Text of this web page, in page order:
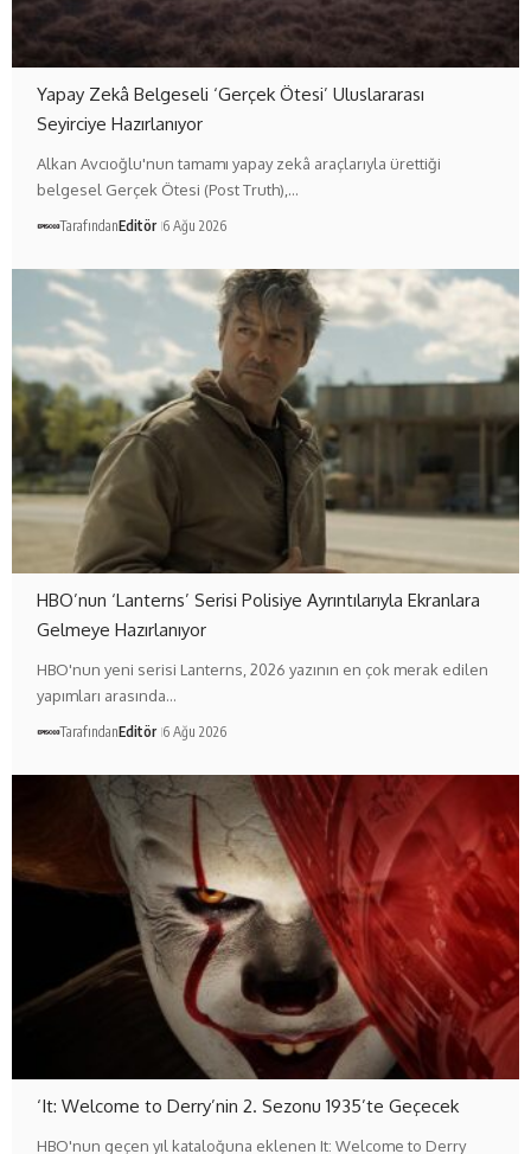
Yapay Zekâ Belgeseli ‘Gerçek Ötesi’ Uluslararası
Seyirciye Hazırlanıyor
Alkan Avcıoğlu'nun tamamı yapay zekâ araçlarıyla ürettiği
belgesel Gerçek Ötesi (Post Truth),…
TarafındanEditör 6 Ağu 2026
HBO’nun ‘Lanterns’ Serisi Polisiye Ayrıntılarıyla Ekranlara
Gelmeye Hazırlanıyor
HBO'nun yeni serisi Lanterns, 2026 yazının en çok merak edilen
yapımları arasında…
TarafındanEditör 6 Ağu 2026
‘It: Welcome to Derry’nin 2. Sezonu 1935’te Geçecek
HBO'nun geçen yıl kataloğuna eklenen It: Welcome to Derry